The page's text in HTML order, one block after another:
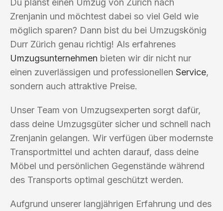
Du planst einen Umzug von Zürich nach
Zrenjanin und möchtest dabei so viel Geld wie
möglich sparen? Dann bist du bei Umzugskönig
Durr Zürich genau richtig! Als erfahrenes
Umzugsunternehmen bieten wir dir nicht nur
einen zuverlässigen und professionellen Service,
sondern auch attraktive Preise.
Unser Team von Umzugsexperten sorgt dafür,
dass deine Umzugsgüter sicher und schnell nach
Zrenjanin gelangen. Wir verfügen über modernste
Transportmittel und achten darauf, dass deine
Möbel und persönlichen Gegenstände während
des Transports optimal geschützt werden.
Aufgrund unserer langjährigen Erfahrung und des